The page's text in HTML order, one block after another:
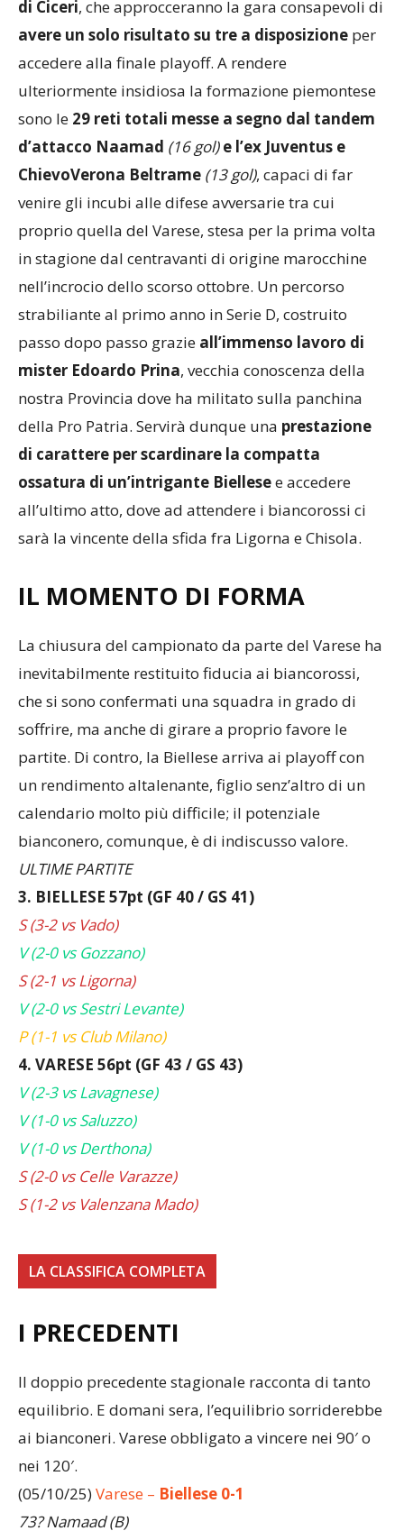
bianconeri aminaccia d’eccezione per gli uomini
di Ciceri, che approcceranno la gara consapevoli di
avere un solo risultato su tre a disposizione
accedere alla finale playoff. A rendere
ulteriormente insidiosa la formazione piemontese
sono le29 reti totali messe a segno dal tandem
d’attacco Naamad(16 gol)e l’ex Juventus e
ChievoVerona Beltrame(13 gol), capaci di far
venire gli incubi alle difese avversarie tra cui
proprio quella del Varese, stesa per la prima volta
in stagione dal centravanti di origine marocchine
nell’incrocio dello scorso ottobre. Un percorso
strabiliante al primo anno in Serie D, costruito
passo dopo passo grazieall’immenso lavoro di
mister Edoardo Prina, vecchia conoscenza della
nostra Provincia dove ha militato sulla panchina
della Pro Patria. Servirà dunque unaprestazione
di carattere per scardinare la compatta
ossatura di un’intrigante Biellesee accedere
all’ultimo atto, dove ad attendere i biancorossi ci
La chiusura del campionato da parte del Varese ha
inevitabilmente restituito fiducia ai biancorossi,
che si sono confermati una squadra in grado di
soffrire, ma anche di girare a proprio favore le
partite. Di contro, la Biellese arriva ai playoff con
un rendimento altalenante, figlio senz’altro di un
calendario molto più difficile; il potenziale
bianconero, comunque, è di indiscusso valore.
ULTIME PARTITE
3. BIELLESE 57pt (GF 40 / GS 41)
S (3-2 vs Vado)
V (2-0 vs Gozzano)
S (2-1 vs Ligorna)
V (2-0 vs Sestri Levante)
P (1-1 vs Club Milano)
4. VARESE 56pt (GF 43 / GS 43)
V (2-3 vs Lavagnese)
V (1-0 vs Saluzzo)
V (1-0 vs Derthona)
S (2-0 vs Celle Varazze)
Il doppio precedente stagionale racconta di tanto
equilibrio. E domani sera, l’equilibrio sorriderebbe
ai bianconeri. Varese obbligato a vincere nei 90′ o
nei 120′.
(05/10/25)Varese –